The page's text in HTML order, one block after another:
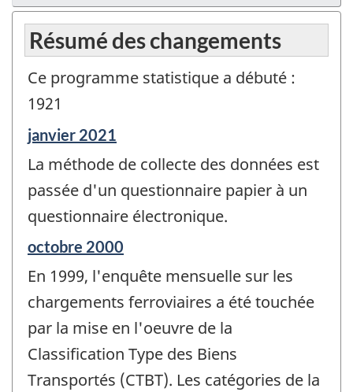
Résumé des changements
Ce programme statistique a débuté :
1921
Période
référence
de
changement
-
janvier 2021
La méthode de collecte des données est
passée d'un questionnaire papier à un
questionnaire électronique.
Période
référence
de
changement
-
octobre 2000
En 1999, l'enquête mensuelle sur les
chargements ferroviaires a été touchée
par la mise en l'oeuvre de la
Classification Type des Biens
Transportés (CTBT). Les catégories de la